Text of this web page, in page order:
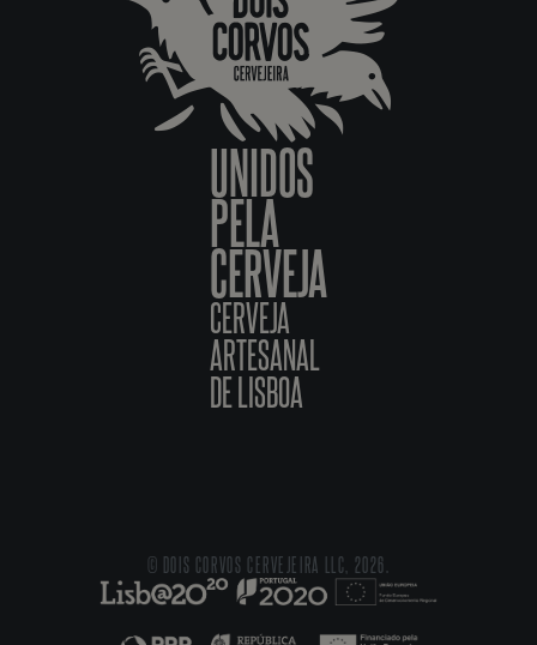
UNIDOS
PELA
CERVEJA
CERVEJA
ARTESANAL
DE LISBOA
© DOIS CORVOS CERVEJEIRA LLC, 2026.